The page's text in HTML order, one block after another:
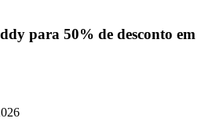
para 50% de desconto em